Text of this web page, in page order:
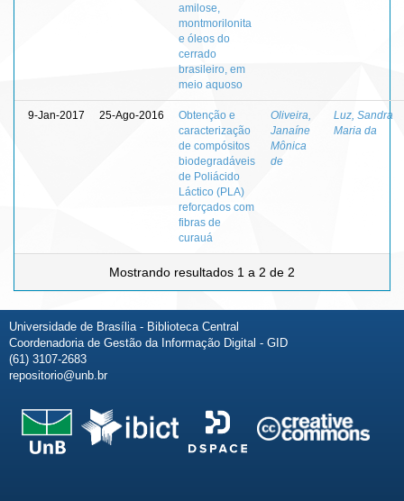
amilose,
montmorilonita
e óleos do
cerrado
brasileiro, em
meio aquoso
9-Jan-2017 25-Ago-2016
Obtenção e
caracterização
de compósitos
biodegradáveis
de Poliácido
Láctico (PLA)
reforçados com
fibras de
curauá
Oliveira,
Janaíne
Mônica
de
Luz, Sandra
Maria da
Mostrando resultados 1 a 2 de 2
Universidade de Brasília - Biblioteca Central
Coordenadoria de Gestão da Informação Digital - GID
(61) 3107-2683
repositorio@unb.br